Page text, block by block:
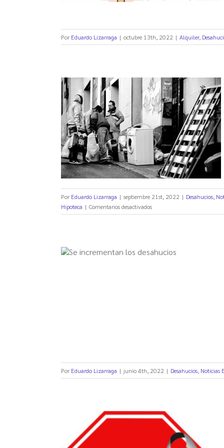
Por Eduardo Lizarraga | octubre 13th, 2022 | Alquiler,
Por Eduardo Lizarraga | septiembre 21st, 2022 | Desahucios,
Hipoteca | Comentarios desactivadosen
Sanciones
desahucios
Por Eduardo Lizarraga | junio 4th, 2022 | Desahucios, Noticias